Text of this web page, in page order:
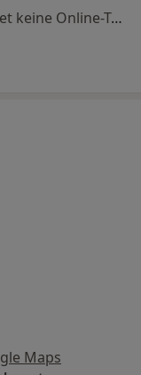
Dieser Arzt bzw. diese Ärztin bietet keine Online-Terminbuchung an diesem Standort an.
Maps